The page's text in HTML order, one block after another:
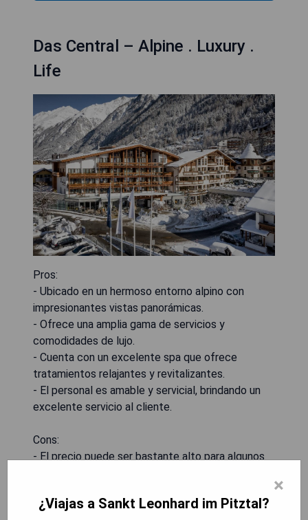
Das Central – Alpine . Luxury .
Life
Pros:
- Ubicado en un hermoso entorno alpino con
impresionantes vistas panorámicas.
- Ofrece una amplia gama de servicios y
comodidades de lujo.
- Cuenta con un excelente spa que ofrece
tratamientos relajantes y revitalizantes.
- El personal es amable y servicial, brindando un
excelente servicio al cliente.
Cons:
- El precio puede ser bastante alto para algunos
otras atracciones turísticas.
×
¿Viajas a Sankt Leonhard im Pitztal?